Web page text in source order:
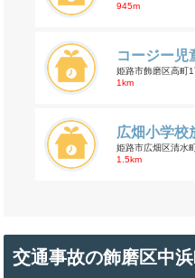
945m
コージー児
姫路市飾磨区高町
1km
広畑小学校
姫路市広畑区清水
1.5km
交通事故の飾磨区中